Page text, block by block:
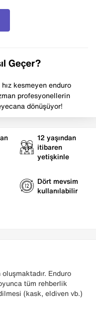
Geçer?
kesmeyen enduro
profesyonellerin
dönüşüyor!
12 yaşından
itibaren
yetişkinle
Dört mevsim
kullanılabilir
Enduro
tüm rehberlik
(kask, eldiven vb.)